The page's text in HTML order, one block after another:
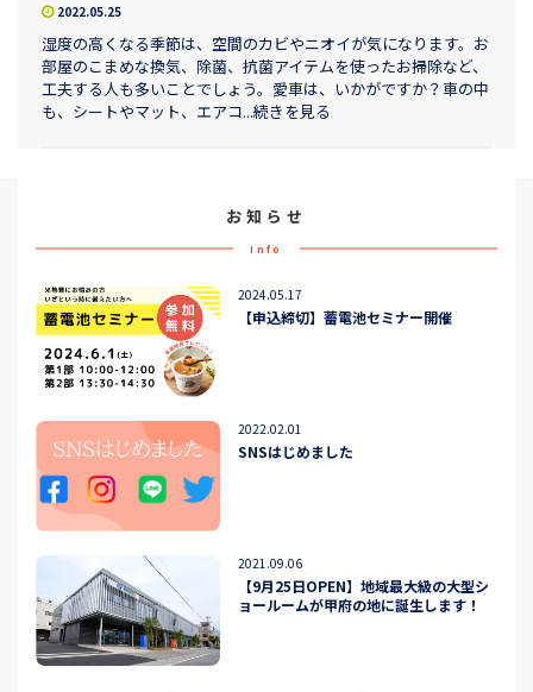
2022.05.25
湿度の高くなる季節は、空間のカビやニオイが気になります。お
部屋のこまめな換気、除菌、抗菌アイテムを使ったお掃除など、
工夫する人も多いことでしょう。愛車は、いかがですか？車の中
も、シートやマット、エアコ...続きを見る
お知らせ
Info
2024.05.17
【申込締切】蓄電池セミナー開催
2022.02.01
SNSはじめました
2021.09.06
【9月25日OPEN】地域最大級の大型シ
ョールームが甲府の地に誕生します！